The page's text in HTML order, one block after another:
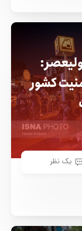
کشور
یک نظر